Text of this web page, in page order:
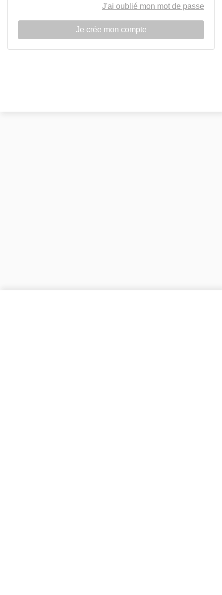
J'ai oublié mon mot de passe
Je crée mon compte